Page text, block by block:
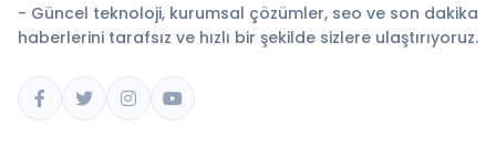
- Güncel teknoloji, kurumsal çözümler, seo ve son dakika
haberlerini tarafsız ve hızlı bir şekilde sizlere ulaştırıyoruz.